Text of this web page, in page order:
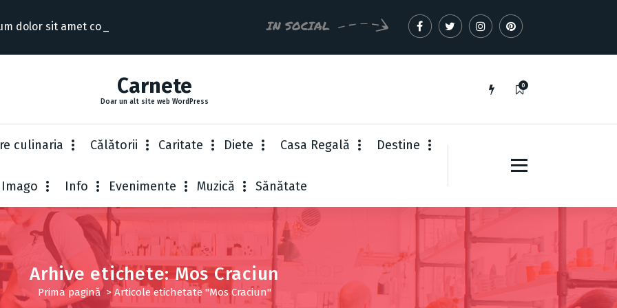
dolor sit amet consectet IN SOCIAL
Carnete
Doar un alt site web WordPress
0
culinaria Cǎlǎtorii Caritate Diete Casa Regală Destine
Imago Info Evenimente Muzică Sănătate
Arhive etichete: Mos Craciun
Prima pagină> Articole etichetate "Mos Craciun"